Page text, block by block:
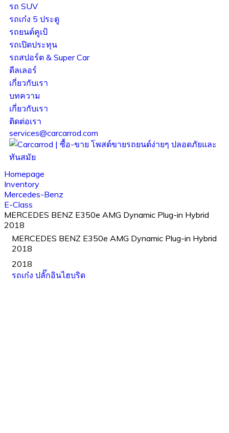
รถ SUV
รถเก๋ง 5 ประตู
รถยนต์คูเป้
รถเปิดประทุน
รถสปอร์ต & Super Car
ดีลเลอร์
เกี่ยวกับเรา
บทความ
เกี่ยวกับเรา
ติดต่อเรา
services@carcarrod.com
Homepage
Inventory
Mercedes-Benz
E-Class
MERCEDES BENZ E350e AMG Dynamic Plug-in Hybrid
2018
MERCEDES BENZ E350e AMG Dynamic Plug-in Hybrid
2018
2018
รถเก๋ง ปลั๊กอินไฮบริด